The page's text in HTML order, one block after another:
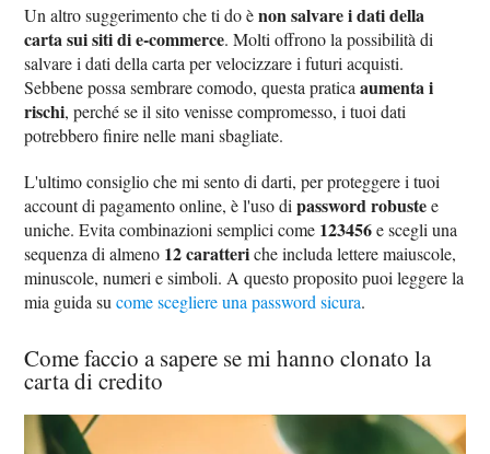
Un altro suggerimento che ti do ènon salvare i dati della
carta sui siti di e-commerce. Molti offrono la possibilità di
salvare i dati della carta per velocizzare i futuri acquisti.
Sebbene possa sembrare comodo, questa praticaaumenta i
rischi, perché se il sito venisse compromesso, i tuoi dati
potrebbero finire nelle mani sbagliate.
L'ultimo consiglio che mi sento di darti, per proteggere i tuoi
account di pagamento online, è l'uso dipassword robustee
uniche. Evita combinazioni semplici come 123456e scegli una
sequenza di almeno 12 caratteriche includa lettere maiuscole,
minuscole, numeri e simboli. A questo proposito puoi leggere la
mia guida sucome scegliere una password sicura.
Come faccio a sapere se mi hanno clonato la
carta di credito